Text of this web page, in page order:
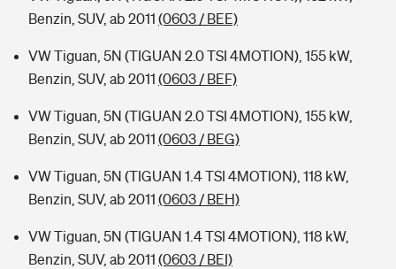
Benzin, SUV, ab 2011 (0603 / BEE)
VW Tiguan, 5N (TIGUAN 2.0 TSI 4MOTION), 155 kW,
Benzin, SUV, ab 2011 (0603 / BEF)
VW Tiguan, 5N (TIGUAN 2.0 TSI 4MOTION), 155 kW,
Benzin, SUV, ab 2011 (0603 / BEG)
VW Tiguan, 5N (TIGUAN 1.4 TSI 4MOTION), 118 kW,
Benzin, SUV, ab 2011 (0603 / BEH)
VW Tiguan, 5N (TIGUAN 1.4 TSI 4MOTION), 118 kW,
Benzin, SUV, ab 2011 (0603 / BEI)